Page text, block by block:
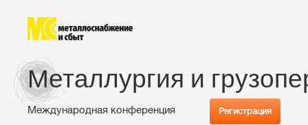
Металлургия и
Международная конференция Регистрация